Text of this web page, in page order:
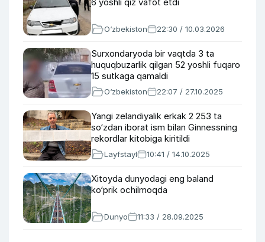
O‘zbekiston 22:30 / 10.03.2026
Surxondaryoda bir vaqtda 3 ta
huquqbuzarlik qilgan 52 yoshli fuqaro
15 sutkaga qamaldi
O‘zbekiston 22:07 / 27.10.2025
Yangi zelandiyalik erkak 2 253 ta
so‘zdan iborat ism bilan Ginnessning
rekordlar kitobiga kiritildi
Layfstayl 10:41 / 14.10.2025
Xitoyda dunyodagi eng baland
ko‘prik ochilmoqda
Dunyo 11:33 / 28.09.2025